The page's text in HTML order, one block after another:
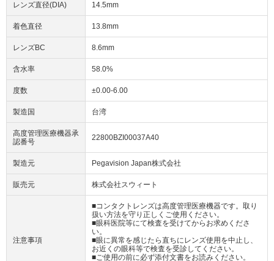
レンズ直径(DIA) 14.5mm
着色直径 13.8mm
レンズBC 8.6mm
含水率 58.0%
度数 ±0.00-6.00
製造国 台湾
高度管理医療機器承
認番号
22800BZI00037A40
製造元 Pegavision Japan株式会社
販売元 株式会社スウィート
注意事項
■コンタクトレンズは高度管理医療機器です。取り
扱い方法を守り正しくご使用ください。
■眼科医院等にて検査を受けてからお求めくださ
い。
■眼に異常を感じたら直ちにレンズ使用を中止し、
お近くの眼科等で検査を受診してください。
■ご使用の前に必ず添付文書をお読みください。